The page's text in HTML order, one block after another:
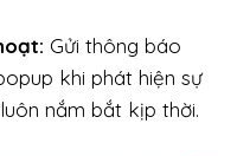
Gửi thông báo
khi phát hiện sự
nắm bắt kịp thời.